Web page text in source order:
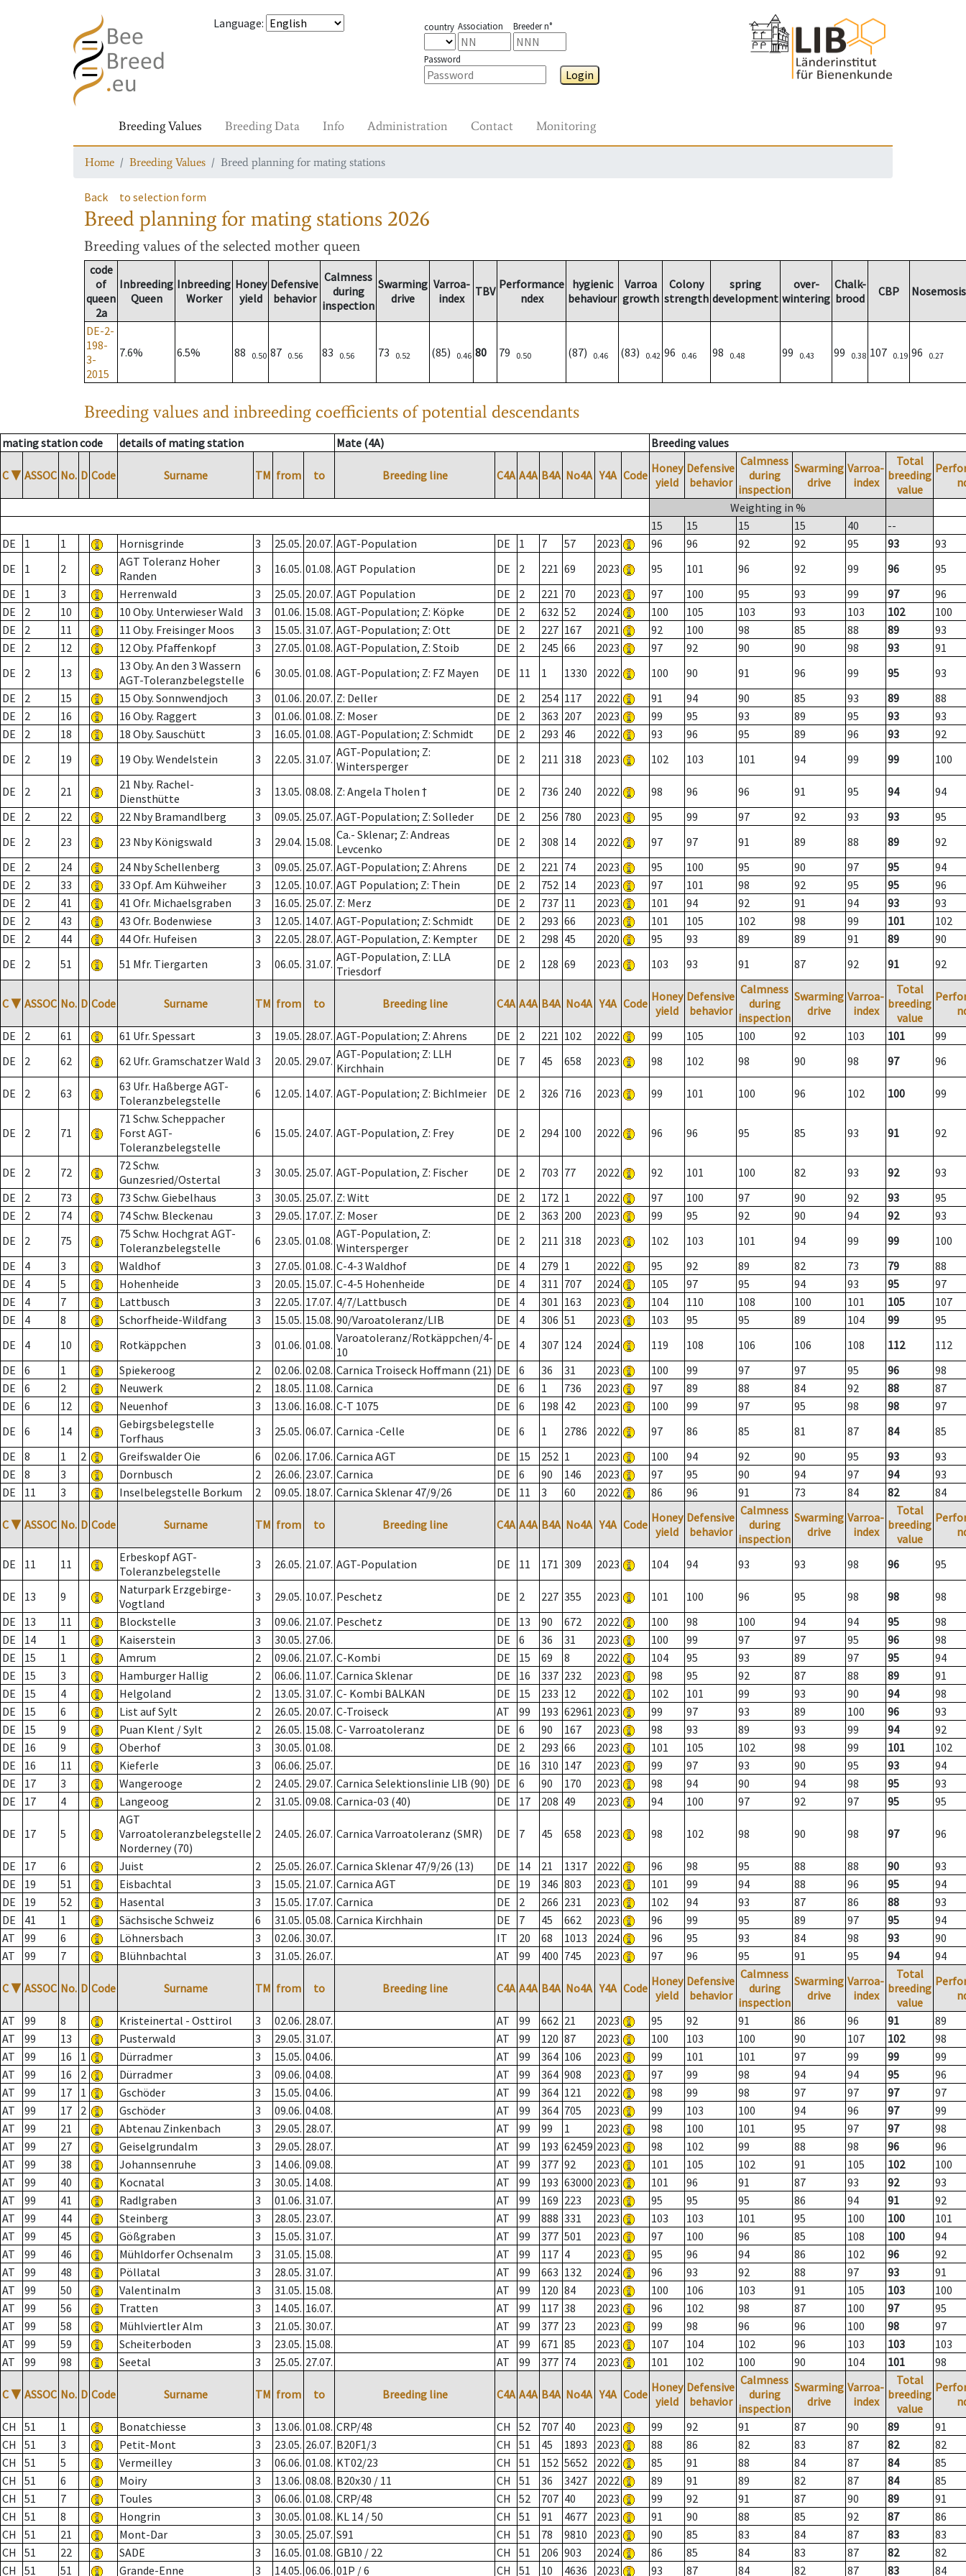
Language: country Association Breeder n°
Password
Login
Breeding Values Breeding Data Info Administration Contact Monitoring
Home Breeding Values Breed planning for mating stations
Back to selection form
Breed planning for mating stations 2026
Breeding values of the selected mother queen
code
of
queen
2a
Inbreeding
Queen
Inbreeding
Worker
Honey
yield
Defensive
behavior
Calmness
during
inspection
Swarming
drive
Varroa-
index
TBV Performance
ndex
hygienic
behaviour
Varroa
growth
Colony
strength
spring
development
over-
wintering
Chalk-
brood
CBP Nosemosis
DE-2-
198-
3-
2015
7.6% 6.5% 88 0.50 87 0.56 83 0.56 73 0.52 (85) 0.46 80 79 0.50 (87) 0.46 (83) 0.42 96 0.46 98 0.48 99 0.43 99 0.38 107 0.19 96 0.27
Breeding values and inbreeding coefficients of potential descendants
mating station code details of mating station Mate (4A) Breeding values
C ▼ ASSOC No. D Code Surname TM from to Breeding line C4A A4A B4A No4A Y4A Code Honey
yield
Defensive
behavior
Calmness
during
inspection
Swarming
drive
Varroa-
index
Total
breeding
value
Weighting in %
15
15 15 15 40
--
DE
1 1 Hornisgrinde 3 25.05. 20.07. AGT-Population DE 1 7 57 2023 96 96 92 92 95 93
93
DE
1 2
AGT Toleranz Hoher
Randen
3 16.05. 01.08. AGT Population DE 2 221 69 2023 95 101 96 92 99 96
95
DE
1 3 Herrenwald 3 25.05. 20.07. AGT Population DE 2 221 70 2023 97 100 95 93 99 97
96
DE
2 10 10 Oby. Unterwieser Wald 3 01.06. 15.08. AGT-Population; Z: Köpke DE 2 632 52 2024 100 105 103 93 103 102
100
DE
2 11 11 Oby. Freisinger Moos 3 15.05. 31.07. AGT-Population; Z: Ott DE 2 227 167 2021 92 100 98 85 88 89
93
DE
2 12 12 Oby. Pfaffenkopf 3 27.05. 01.08. AGT-Population, Z: Stoib DE 2 245 66 2023 97 92 90 90 98 93
91
DE
2 13
13 Oby. An den 3 Wassern
AGT-Toleranzbelegstelle
6 30.05. 01.08. AGT-Population; Z: FZ Mayen DE 11 1 1330 2022 100 90 91 96 99 95
93
DE
2 15 15 Oby. Sonnwendjoch 3 01.06. 20.07. Z: Deller DE 2 254 117 2022 91 94 90 85 93 89
88
DE
2 16 16 Oby. Raggert 3 01.06. 01.08. Z: Moser DE 2 363 207 2023 99 95 93 89 95 93
93
DE
2 18 18 Oby. Sauschütt 3 16.05. 01.08. AGT-Population; Z: Schmidt DE 2 293 46 2022 93 96 95 89 96 93
92
DE
2 19 19 Oby. Wendelstein 3 22.05. 31.07. AGT-Population; Z:
Wintersperger
DE 2 211 318 2023 102 103 101 94 99 99 100
DE 2 21
21 Nby. Rachel-
Diensthütte
3 13.05. 08.08. Z: Angela Tholen † DE 2 736 240 2022 98 96 96 91 95 94
94
DE
2 22 22 Nby Bramandlberg 3 09.05. 25.07. AGT-Population; Z: Solleder DE 2 256 780 2023 95 99 97 92 93 93
95
DE
2 23 23 Nby Königswald 3 29.04. 15.08. Ca.- Sklenar; Z: Andreas
Levcenko
DE 2 308 14 2022 97 97 91 89 88 89
92
DE
2 24 24 Nby Schellenberg 3 09.05. 25.07. AGT-Population; Z: Ahrens DE 2 221 74 2023 95 100 95 90 97 95
94
DE
2 33 33 Opf. Am Kühweiher 3 12.05. 10.07. AGT Population; Z: Thein DE 2 752 14 2023 97 101 98 92 95 95
96
DE
2 41 41 Ofr. Michaelsgraben 3 16.05. 25.07. Z: Merz DE 2 737 11 2023 101 94 92 91 94 93
93
DE
2 43 43 Ofr. Bodenwiese 3 12.05. 14.07. AGT-Population; Z: Schmidt DE 2 293 66 2023 101 105 102 98 99 101
102
DE
2 44 44 Ofr. Hufeisen 3 22.05. 28.07. AGT-Population, Z: Kempter DE 2 298 45 2020 95 93 89 89 91 89
90
DE
2 51 51 Mfr. Tiergarten 3 06.05. 31.07. AGT-Population, Z: LLA
Triesdorf
DE 2 128 69 2023 103 93 91 87 92 91 92
C ▼ ASSOC No. D Code Surname TM from to Breeding line C4A A4A B4A No4A Y4A Code Honey
yield
Defensive
behavior
Calmness
during
inspection
Swarming
drive
Varroa-
index
Total
breeding
value
DE
2 61 61 Ufr. Spessart 3 19.05. 28.07. AGT-Population; Z: Ahrens DE 2 221 102 2022 99 105 100 92 103 101
99
DE
2 62 62 Ufr. Gramschatzer Wald 3 20.05. 29.07. AGT-Population; Z: LLH
Kirchhain
DE 7 45 658 2023 98 102 98 90 98 97 96
DE 2 63
63 Ufr. Haßberge AGT-
Toleranzbelegstelle
6 12.05. 14.07. AGT-Population; Z: Bichlmeier DE 2 326 716 2023 99 101 100 96 102 100 99
DE 2 71
71 Schw. Scheppacher
Forst AGT-
Toleranzbelegstelle
6 15.05. 24.07. AGT-Population, Z: Frey DE 2 294 100 2022 96 96 95 85 93 91 92
DE 2 72
72 Schw.
Gunzesried/Ostertal
3 30.05. 25.07. AGT-Population, Z: Fischer DE 2 703 77 2022 92 101 100 82 93 92
93
DE
2 73 73 Schw. Giebelhaus 3 30.05. 25.07. Z: Witt DE 2 172 1 2022 97 100 97 90 92 93
95
DE
2 74 74 Schw. Bleckenau 3 29.05. 17.07. Z: Moser DE 2 363 200 2023 99 95 92 90 94 92
93
DE
2 75
75 Schw. Hochgrat AGT-
Toleranzbelegstelle
6 23.05. 01.08. AGT-Population, Z:
Wintersperger
DE 2 211 318 2023 102 103 101 94 99 99
100
DE
4 3 Waldhof 3 27.05. 01.08. C-4-3 Waldhof DE 4 279 1 2022 95 92 89 82 73 79
88
DE
4 5 Hohenheide 3 20.05. 15.07. C-4-5 Hohenheide DE 4 311 707 2024 105 97 95 94 93 95
97
DE
4 7 Lattbusch 3 22.05. 17.07. 4/7/Lattbusch DE 4 301 163 2023 104 110 108 100 101 105
107
DE
4 8 Schorfheide-Wildfang 3 15.05. 15.08. 90/Varoatoleranz/LIB DE 4 306 51 2023 103 95 95 89 104 99
95
DE
4 10 Rotkäppchen 3 01.06. 01.08. Varoatoleranz/Rotkäppchen/4-
10
DE 4 307 124 2024 119 108 106 106 108 112
112
DE
6 1 Spiekeroog 2 02.06. 02.08. Carnica Troiseck Hoffmann (21) DE 6 36 31 2023 100 99 97 97 95 96
98
DE
6 2 Neuwerk 2 18.05. 11.08. Carnica DE 6 1 736 2023 97 89 88 84 92 88
87
DE
6 12 Neuenhof 3 13.06. 16.08. C-T 1075 DE 6 198 42 2023 100 99 97 95 98 98
97
DE
6 14
Gebirgsbelegstelle
Torfhaus
3 25.05. 06.07. Carnica -Celle DE 6 1 2786 2022 97 86 85 81 87 84
85
DE
8 1 2 Greifswalder Oie 6 02.06. 17.06. Carnica AGT DE 15 252 1 2023 100 94 92 90 95 93
93
DE
8 3 Dornbusch 2 26.06. 23.07. Carnica DE 6 90 146 2023 97 95 90 94 97 94
93
DE
11 3 Inselbelegstelle Borkum 2 09.05. 18.07. Carnica Sklenar 47/9/26 DE 11 3 60 2022 86 96 91 73 84 82 84
C ▼ ASSOC No. D Code Surname TM from to Breeding line C4A A4A B4A No4A Y4A Code Honey
yield
Defensive
behavior
Calmness
during
inspection
Swarming
drive
Varroa-
index
Total
breeding
value
DE 11 11
Erbeskopf AGT-
Toleranzbelegstelle
3 26.05. 21.07. AGT-Population DE 11 171 309 2023 104 94 93 93 98 96 95
DE 13 9
Naturpark Erzgebirge-
Vogtland
3 29.05. 10.07. Peschetz DE 2 227 355 2023 101 100 96 95 98 98
98
DE
13 11 Blockstelle 3 09.06. 21.07. Peschetz DE 13 90 672 2022 100 98 100 94 94 95
98
DE
14 1 Kaiserstein 3 30.05. 27.06. DE 6 36 31 2023 100 99 97 97 95 96
98
DE
15 1 Amrum 2 09.06. 21.07. C-Kombi DE 15 69 8 2022 104 95 93 89 97 95
94
DE
15 3 Hamburger Hallig 2 06.06. 11.07. Carnica Sklenar DE 16 337 232 2023 98 95 92 87 88 89
91
DE
15 4 Helgoland 2 13.05. 31.07. C- Kombi BALKAN DE 15 233 12 2022 102 101 99 93 90 94
98
DE
15 6 List auf Sylt 2 26.05. 20.07. C-Troiseck AT 99 193 62961 2023 99 97 93 89 100 96
93
DE
15 9 Puan Klent / Sylt 2 26.05. 15.08. C- Varroatoleranz DE 6 90 167 2023 98 93 89 93 99 94
92
DE
16 9 Oberhof 3 30.05. 01.08. DE 2 293 66 2023 101 105 102 98 99 101
102
DE
16 11 Kieferle 3 06.06. 25.07. DE 16 310 147 2023 99 97 93 90 95 93
94
DE
17 3 Wangerooge 2 24.05. 29.07. Carnica Selektionslinie LIB (90) DE 6 90 170 2023 98 94 90 94 98 95
93
DE
17 4 Langeoog 2 31.05. 09.08. Carnica-03 (40) DE 17 208 49 2023 94 100 97 92 97 95 95
DE 17 5
AGT
Varroatoleranzbelegstelle
Norderney (70)
2 24.05. 26.07. Carnica Varroatoleranz (SMR) DE 7 45 658 2023 98 102 98 90 98 97 96
DE 17 6 Juist 2 25.05. 26.07. Carnica Sklenar 47/9/26 (13) DE 14 21 1317 2022 96 98 95 88 88 90
93
DE
19 51 Eisbachtal 3 15.05. 21.07. Carnica AGT DE 19 346 803 2023 101 99 94 88 96 95
94
DE
19 52 Hasental 3 15.05. 17.07. Carnica DE 2 266 231 2023 102 94 93 87 86 88
93
DE
41 1 Sächsische Schweiz 6 31.05. 05.08. Carnica Kirchhain DE 7 45 662 2023 96 99 95 89 97 95
94
AT
99 6 Löhnersbach 3 02.06. 30.07. IT 20 68 1013 2024 96 95 93 84 98 93
90
AT
99 7 Blühnbachtal 3 31.05. 26.07. AT 99 400 745 2023 97 96 95 91 95 94 94
C ▼ ASSOC No. D Code Surname TM from to Breeding line C4A A4A B4A No4A Y4A Code Honey
yield
Defensive
behavior
Calmness
during
inspection
Swarming
drive
Varroa-
index
Total
breeding
value
AT
99 8 Kristeinertal - Osttirol 3 02.06. 28.07. AT 99 662 21 2023 95 92 91 86 96 91
89
AT
99 13 Pusterwald 3 29.05. 31.07. AT 99 120 87 2023 100 103 100 90 107 102
98
AT
99 16 1 Dürradmer 3 15.05. 04.06. AT 99 364 106 2023 99 101 101 97 99 99
99
AT
99 16 2 Dürradmer 3 09.06. 04.08. AT 99 364 908 2023 97 99 98 94 94 95
96
AT
99 17 1 Gschöder 3 15.05. 04.06. AT 99 364 121 2022 98 99 98 97 97 97
97
AT
99 17 2 Gschöder 3 09.06. 04.08. AT 99 364 705 2023 99 103 100 94 96 97
99
AT
99 21 Abtenau Zinkenbach 3 29.05. 28.07. AT 99 99 1 2023 98 100 101 95 97 97
98
AT
99 27 Geiselgrundalm 3 29.05. 28.07. AT 99 193 62459 2023 98 102 99 88 98 96
96
AT
99 38 Johannsenruhe 3 14.06. 09.08. AT 99 377 92 2023 101 105 102 91 105 102
100
AT
99 40 Kocnatal 3 30.05. 14.08. AT 99 193 63000 2023 101 96 91 87 93 92
93
AT
99 41 Radlgraben 3 01.06. 31.07. AT 99 169 223 2023 95 95 95 86 94 91
92
AT
99 44 Steinberg 3 28.05. 23.07. AT 99 888 331 2023 103 103 101 95 100 100
101
AT
99 45 Gößgraben 3 15.05. 31.07. AT 99 377 501 2023 97 100 96 85 108 100
94
AT
99 46 Mühldorfer Ochsenalm 3 31.05. 15.08. AT 99 117 4 2023 95 96 94 86 102 96
92
AT
99 48 Pöllatal 3 28.05. 31.07. AT 99 663 132 2024 96 93 92 88 97 93
91
AT
99 50 Valentinalm 3 31.05. 15.08. AT 99 120 84 2023 100 106 103 91 105 103
100
AT
99 56 Tratten 3 14.05. 16.07. AT 99 117 38 2023 96 102 98 87 100 97
95
AT
99 58 Mühlviertler Alm 3 21.05. 30.07. AT 99 377 23 2023 99 98 96 96 100 98
97
AT
99 59 Scheiterboden 3 23.05. 15.08. AT 99 671 85 2023 107 104 102 96 103 103
103
AT
99 98 Seetal 3 25.05. 27.07. AT 99 377 74 2023 101 102 100 90 104 101 98
C ▼ ASSOC No. D Code Surname TM from to Breeding line C4A A4A B4A No4A Y4A Code Honey
yield
Defensive
behavior
Calmness
during
inspection
Swarming
drive
Varroa-
index
Total
breeding
value
CH
51 1 Bonatchiesse 3 13.06. 01.08. CRP/48 CH 52 707 40 2023 99 92 91 87 90 89
91
CH
51 3 Petit-Mont 3 23.05. 26.07. B20F1/3 CH 51 45 1893 2023 88 86 82 83 87 82
82
CH
51 5 Vermeilley 3 06.06. 01.08. KT02/23 CH 51 152 5652 2022 85 91 88 84 87 84
85
CH
51 6 Moiry 3 13.06. 08.08. B20x30 / 11 CH 51 36 3427 2022 89 91 89 82 87 84
85
CH
51 7 Toules 3 06.06. 01.08. CRP/48 CH 52 707 40 2023 99 92 91 87 90 89
91
CH
51 8 Hongrin 3 30.05. 01.08. KL 14 / 50 CH 51 91 4677 2023 91 90 88 85 92 87
86
CH
51 21 Mont-Dar 3 30.05. 25.07. S91 CH 51 78 9810 2023 90 85 83 84 87 83
83
CH
51 22 SADE 3 16.05. 01.08. GB10 / 22 CH 51 206 903 2024 86 85 84 83 87 82
82
CH
51 51 Grande-Enne 3 14.05. 06.06. 01P / 6 CH 51 10 4636 2023 93 87 84 82 87 83 84